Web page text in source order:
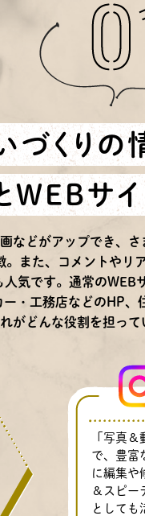
づくりの
WEBサイ
などがアップでき、
。また、コメントやリ
人気です。通常のWEB
・工務店などのHP、
がどんな役割を担って
「写真
で、豊富
に編集や
＆スピー
としても